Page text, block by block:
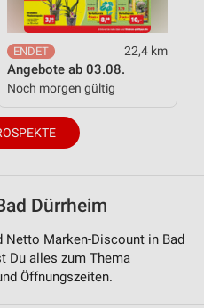
22,4 km
Angebote ab 03.08.
Noch morgen gültig
Dürrheim
Netto Marken-Discount in Bad
Du alles zum Thema
Öffnungszeiten.